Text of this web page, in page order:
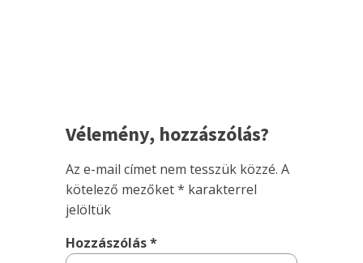
Vélemény, hozzászólás?
Az e-mail címet nem tesszük közzé. A
kötelező mezőket* karakterrel
jelöltük
Hozzászólás*